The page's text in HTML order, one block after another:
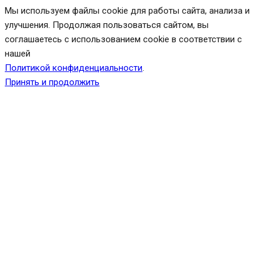
Мы используем файлы cookie для работы сайта, анализа и
улучшения. Продолжая пользоваться сайтом, вы
соглашаетесь с использованием cookie в соответствии с
нашей
Политикой конфиденциальности.
Принять и продолжить